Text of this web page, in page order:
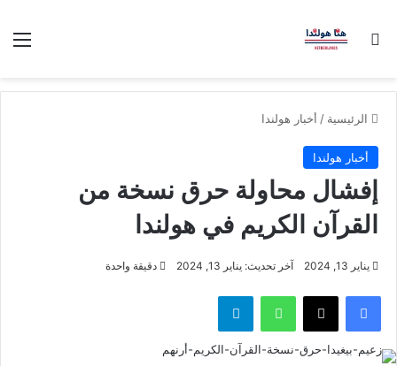
بحث عن
الرئيسية / أخبار هولندا
أخبار هولندا
إفشال محاولة حرق نسخة من
القرآن الكريم في هولندا
يناير 13, 2024 آخر تحديث: يناير 13, 2024 دقيقة واحدة
فيسبوك ‫X واتساب تيلقرام